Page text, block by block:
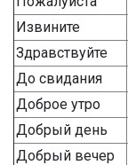
Извините
Здравствуйте
До свидания
Доброе утро
Добрый день
Добрый вечер